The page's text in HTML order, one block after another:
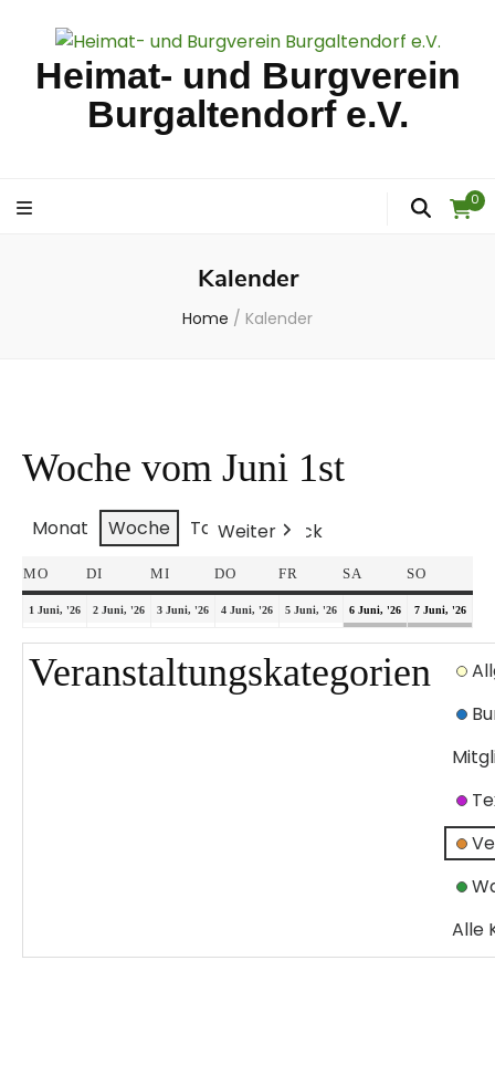
Heimat- und Burgverein
Burgaltendorf e.V.
0
Kalender
Home / Kalender
Woche vom Juni 1st
Monat Woche Tag Zurück
Heute
Weiter
MO DI MI DO FR SA SO
1 Juni, '26 2 Juni, '26 3 Juni, '26 4 Juni, '26 5 Juni, '26 6 Juni, '26 7 Juni, '26
Veranstaltungskategorien
Alle